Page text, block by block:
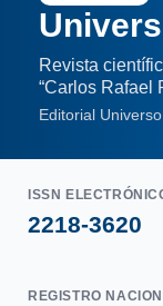
Revista
“Carlos Rafael
Editorial
ISSN
2218-3620
REGISTRO